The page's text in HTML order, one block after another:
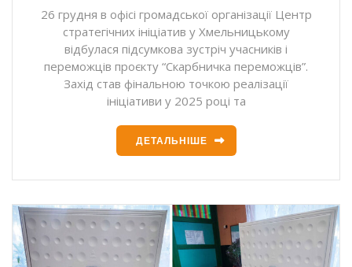
26 грудня в офісі громадської організації Центр
стратегічних ініціатив у Хмельницькому
відбулася підсумкова зустріч учасників і
переможців проєкту “Скарбничка переможців”.
Захід став фінальною точкою реалізації
ініціативи у 2025 році та
ДЕТАЛЬНІШЕ